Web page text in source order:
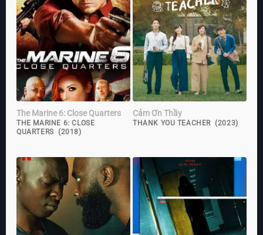
The Marine 6: Close Quarters
THE MARINE 6: CLOSE
QUARTERS (2018)
Cảm Ơn Thầy
THANK YOU TEACHER (2023)